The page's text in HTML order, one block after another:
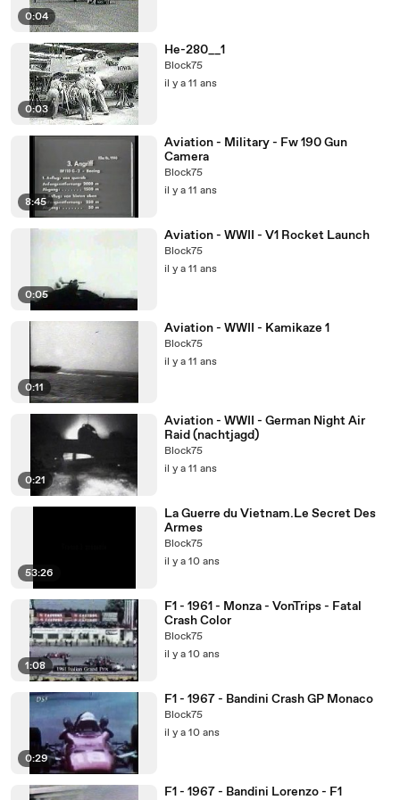
0:04
0:03
He-280__1
Block75
il y a 11 ans
8:45
Aviation - Military - Fw 190 Gun
Camera
Block75
il y a 11 ans
0:05
Aviation - WWII - V1 Rocket Launch
Block75
il y a 11 ans
0:11
Aviation - WWII - Kamikaze 1
Block75
il y a 11 ans
0:21
Aviation - WWII - German Night Air
Raid (nachtjagd)
Block75
il y a 11 ans
53:26
La Guerre du Vietnam.Le Secret Des
Armes
Block75
il y a 10 ans
1:08
F1 - 1961 - Monza - VonTrips - Fatal
Crash Color
Block75
il y a 10 ans
0:29
F1 - 1967 - Bandini Crash GP Monaco
Block75
il y a 10 ans
F1 - 1967 - Bandini Lorenzo - F1